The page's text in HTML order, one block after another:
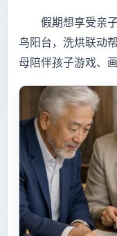
假期想享受亲
鸟阳台，洗烘联动
母陪伴孩子游戏、